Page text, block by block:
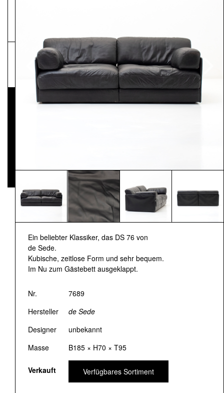
Ein beliebter Klassiker, das DS 76 von
de Sede.
Kubische, zeitlose Form und sehr bequem.
Im Nu zum Gästebett ausgeklappt.
Nr.
7689
Hersteller
de Sede
Designer
unbekannt
Masse
B185 × H70 × T95
Verkauft Verfügbares Sortiment
Pressematerial